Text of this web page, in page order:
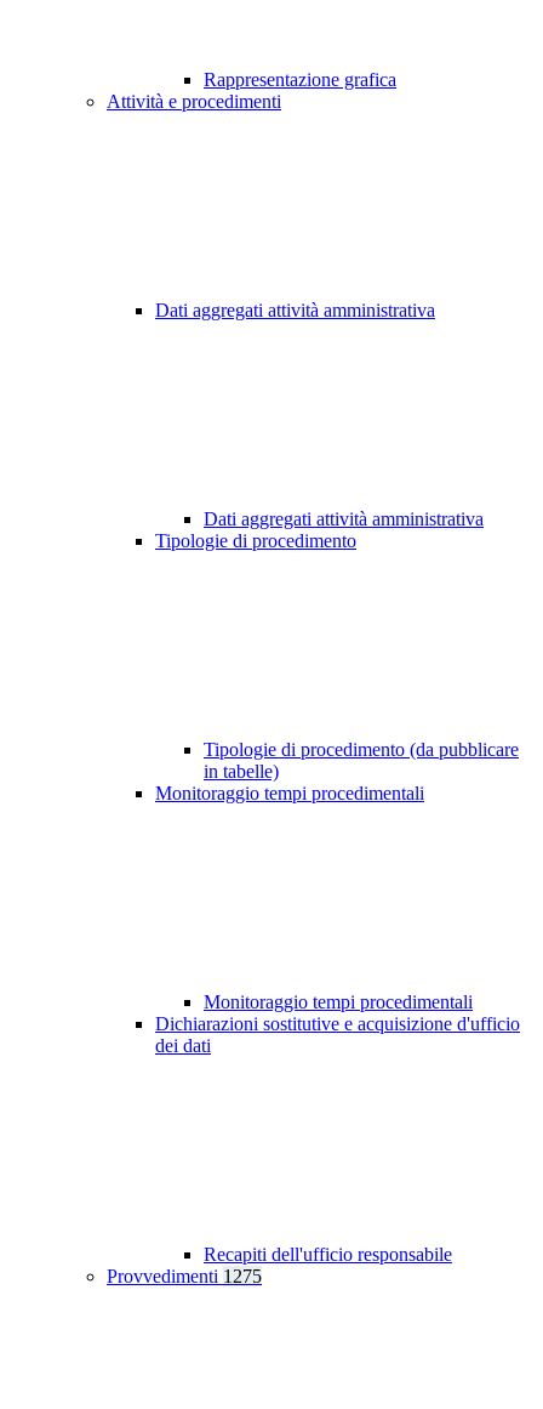
Rappresentazione grafica
Attività e procedimenti
Dati aggregati attività amministrativa
Dati aggregati attività amministrativa
Tipologie di procedimento
Tipologie di procedimento (da pubblicare
in tabelle)
Monitoraggio tempi procedimentali
Monitoraggio tempi procedimentali
Dichiarazioni sostitutive e acquisizione d'ufficio
dei dati
Recapiti dell'ufficio responsabile
Provvedimenti 1275